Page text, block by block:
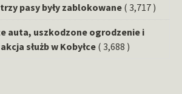
pasy były zablokowane ( 3,717 )
auta, uszkodzone ogrodzenie i
służb w Kobyłce( 3,688 )